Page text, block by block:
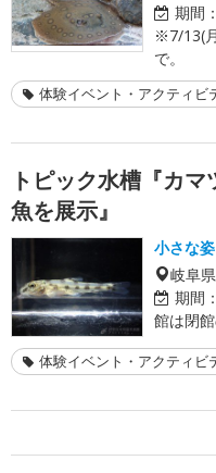
期間：
※7/13(
で。
体験イベント・アクティビ
トピック水槽『カ
魚を展示』
小さな
岐阜
期間：
館は閉館
体験イベント・アクティビ